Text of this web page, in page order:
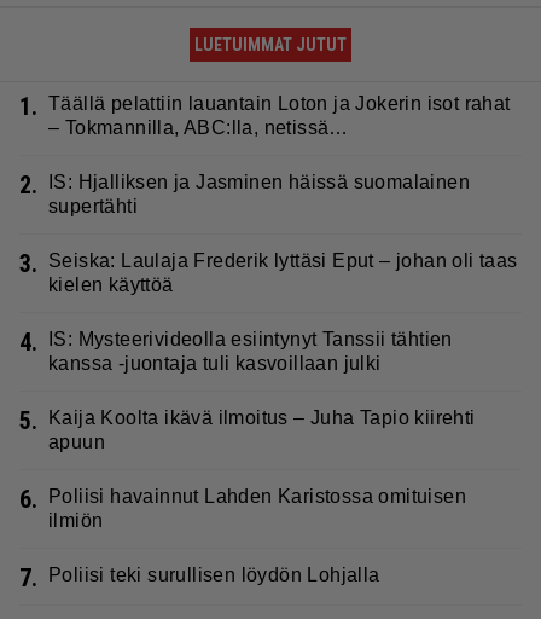
LUETUIMMAT JUTUT
1. Täällä pelattiin lauantain Loton ja Jokerin isot rahat
– Tokmannilla, ABC:lla, netissä…
2.
IS: Hjalliksen ja Jasminen häissä suomalainen
supertähti
3.
Seiska: Laulaja Frederik lyttäsi Eput – johan oli taas
kielen käyttöä
4.
IS: Mysteerivideolla esiintynyt Tanssii tähtien
kanssa -juontaja tuli kasvoillaan julki
5.
Kaija Koolta ikävä ilmoitus – Juha Tapio kiirehti
apuun
6.
Poliisi havainnut Lahden Karistossa omituisen
ilmiön
7. Poliisi teki surullisen löydön Lohjalla